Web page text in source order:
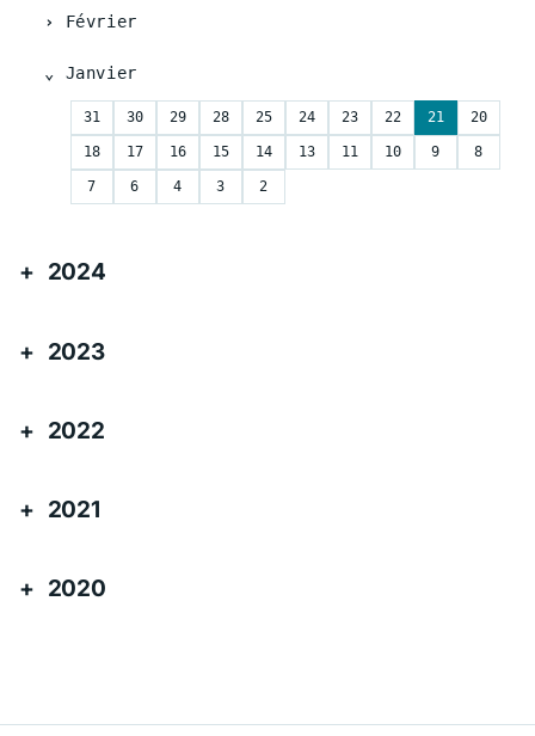
Février
Janvier
31 30 29 28 25 24 23 22 21 20
18 17 16 15 14 13 11 10 9 8
7 6 4 3 2
2024
2023
2022
2021
2020